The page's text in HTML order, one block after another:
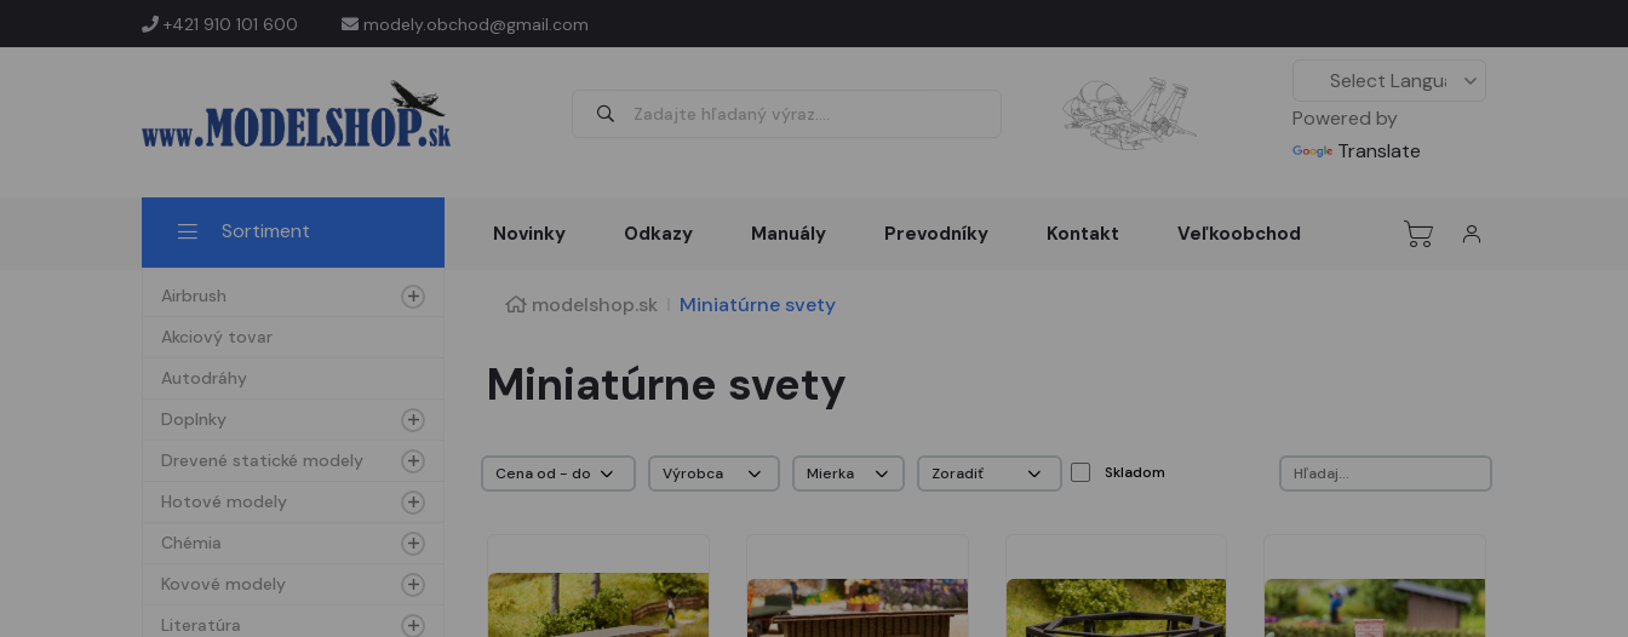
+421 910 101 600 modely.obchod@gmail.com
Powered by
Translate
Novinky Odkazy Manuály Prevodníky Kontakt Veľkoobchod
Sortiment
Airbrush
Akciový tovar
Autodráhy
Doplnky
Drevené statické modely
Hotové modely
Chémia
Kovové modely
Literatúra
modelshop.sk Miniatúrne svety
Miniatúrne svety
Skladom